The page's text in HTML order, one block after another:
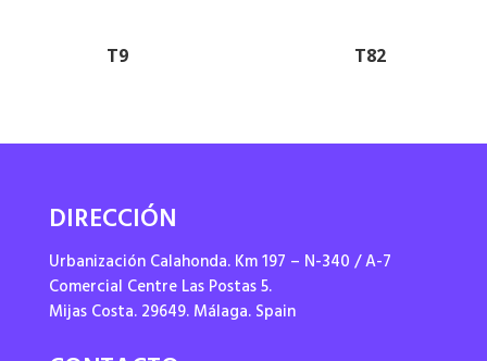
T9 T82
DIRECCIÓN
Urbanización Calahonda. Km 197 – N-340 / A-7
Comercial Centre Las Postas 5.
Mijas Costa. 29649. Málaga. Spain